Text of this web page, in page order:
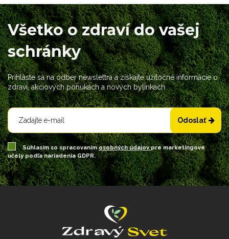
Všetko o zdraví do vašej
schránky
Prihláste sa na odber newslettra a získajte užitočné informácie o
zdraví, akciových ponukách a nových bylinkách.
Odoslať
Súhlasím so spracovanímosobných údajovpre marketingové
účely podľa nariadenia GDPR.